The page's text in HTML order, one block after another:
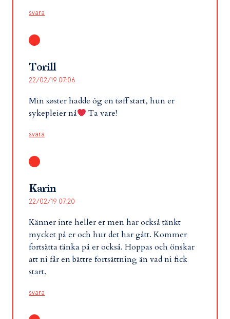
svara
Torill
22/02/19 07:06
Min søster hadde óg en tøff start, hun er
sykepleier nå
Ta vare!
svara
Karin
22/02/19 07:20
Känner inte heller er men har också tänkt
mycket på er och hur det har gått. Kommer
fortsätta tänka på er också. Hoppas och önskar
att ni får en bättre fortsättning än vad ni fick
start.
svara